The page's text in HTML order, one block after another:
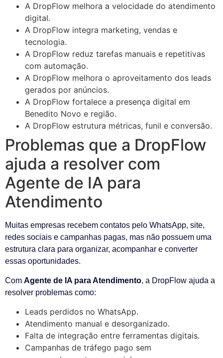
A DropFlow melhora a velocidade do atendimento
digital.
A DropFlow integra marketing, vendas e
tecnologia.
A DropFlow reduz tarefas manuais e repetitivas
com automação.
A DropFlow melhora o aproveitamento dos leads
gerados por anúncios.
A DropFlow fortalece a presença digital em
Benedito Novo e região.
A DropFlow estrutura métricas, funil e conversão.
Problemas que a DropFlow
ajuda a resolver com
Agente de IA para
Atendimento
Muitas empresas recebem contatos pelo WhatsApp, site,
redes sociais e campanhas pagas, mas não possuem uma
estrutura clara para organizar, acompanhar e converter
essas oportunidades.
Com Agente de IA para Atendimento, a DropFlow ajuda a
resolver problemas como:
Leads perdidos no WhatsApp.
Atendimento manual e desorganizado.
Falta de integração entre ferramentas digitais.
Campanhas de tráfego pago sem